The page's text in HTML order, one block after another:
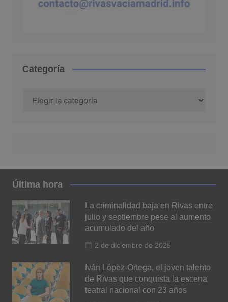
Categoría
Última hora
La criminalidad baja en Rivas entre
julio y septiembre pese al aumento
acumulado del año
2 de diciembre de 2025
Iván López-Ortega, el joven talento
de Rivas que conquista la escena
teatral nacional con 23 años